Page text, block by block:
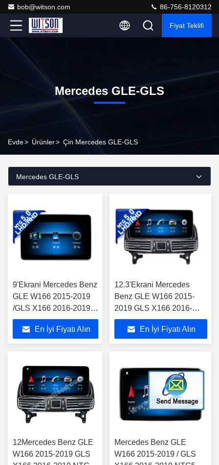
bob@witson.com 86-756-8120312
Fiyat Teklifi
Mercedes GLE-GLS
Evde> Ürünler> Çin Mercedes GLE-GLS
Mercedes GLE-GLS
9'Ekrani Mercedes Benz
GLE W166 2015-2019
/GLS X166 2016-2019
NTG5.0 Android
Multimedia Player için
En İyi Fiyatı Alın
12.3'Ekrani Mercedes
Benz GLE W166 2015-
2019 GLS X166 2016-
2019 NTG5.0 Android
Multimedia Player için
En İyi Fiyatı Alın
12Mercedes Benz GLE
W166 2015-2019 GLS
Mercedes Benz GLE
W166 2015-2019 / GLS